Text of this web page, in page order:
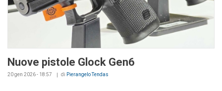
Nuove pistole Glock Gen6
20 gen 2026 - 18:57 di Pierangelo Tendas